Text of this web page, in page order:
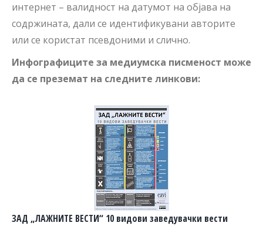
интернет – валидност на датумот на објава на
содржината, дали се идентификувани авторите
или се користат псевдоними и слично.
Инфографиците за медиумска писменост може
да се преземат на следните линкови:
ЗАД „ЛАЖНИТЕ ВЕСТИ“ 10 видови заведувачки вести